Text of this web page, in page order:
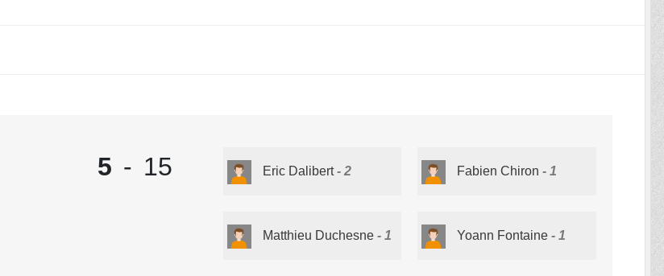
5 - 15 Eric Dalibert 2 Fabien Chiron 1
Matthieu Duchesne 1 Yoann Fontaine 1